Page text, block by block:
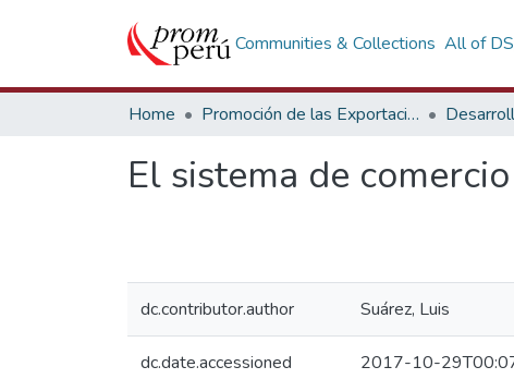
Communities & Collections All of
Home Promoción de las Exportaciones
El sistema de
dc.contributor.author Suárez, Luis
dc.date.accessioned 2017-10-